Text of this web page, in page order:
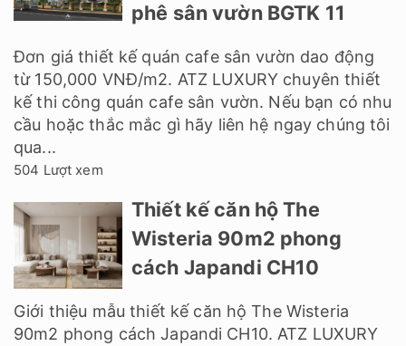
phê sân vườn BGTK 11
Đơn giá thiết kế quán cafe sân vườn dao động
từ 150,000 VNĐ/m2. ATZ LUXURY chuyên thiết
kế thi công quán cafe sân vườn. Nếu bạn có nhu
cầu hoặc thắc mắc gì hãy liên hệ ngay chúng tôi
qua...
504 Lượt xem
Thiết kế căn hộ The
Wisteria 90m2 phong
cách Japandi CH10
Giới thiệu mẫu thiết kế căn hộ The Wisteria
90m2 phong cách Japandi CH10. ATZ LUXURY